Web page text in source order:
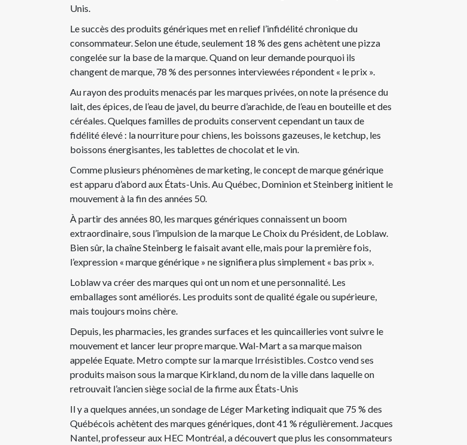
Unis.
Le succès des produits génériques met en relief l’infidélité chronique du
consommateur. Selon une étude, seulement 18 % des gens achètent une pizza
congelée sur la base de la marque. Quand on leur demande pourquoi ils
changent de marque, 78 % des personnes interviewées répondent « le prix ».
Au rayon des produits menacés par les marques privées, on note la présence du
lait, des épices, de l’eau de javel, du beurre d’arachide, de l’eau en bouteille et des
céréales. Quelques familles de produits conservent cependant un taux de
fidélité élevé : la nourriture pour chiens, les boissons gazeuses, le ketchup, les
boissons énergisantes, les tablettes de chocolat et le vin.
Comme plusieurs phénomènes de marketing, le concept de marque générique
est apparu d’abord aux États-Unis. Au Québec, Dominion et Steinberg initient le
mouvement à la fin des années 50.
À partir des années 80, les marques génériques connaissent un boom
extraordinaire, sous l’impulsion de la marque Le Choix du Président, de Loblaw.
Bien sûr, la chaîne Steinberg le faisait avant elle, mais pour la première fois,
l’expression « marque générique » ne signifiera plus simplement « bas prix ».
Loblaw va créer des marques qui ont un nom et une personnalité. Les
emballages sont améliorés. Les produits sont de qualité égale ou supérieure,
mais toujours moins chère.
Depuis, les pharmacies, les grandes surfaces et les quincailleries vont suivre le
mouvement et lancer leur propre marque. Wal-Mart a sa marque maison
appelée Equate. Metro compte sur la marque Irrésistibles. Costco vend ses
produits maison sous la marque Kirkland, du nom de la ville dans laquelle on
retrouvait l’ancien siège social de la firme aux États-Unis
Il y a quelques années, un sondage de Léger Marketing indiquait que 75 % des
Québécois achètent des marques génériques, dont 41 % régulièrement. Jacques
Nantel, professeur aux HEC Montréal, a découvert que plus les consommateurs